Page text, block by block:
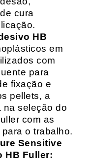
cura
HB
em
com
para
fixação e
pellets, a
na seleção do
com as
o trabalho.
Sensitive
HB Fuller: